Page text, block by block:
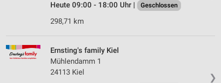
Heute 09:00 - 18:00 Uhr |
Geschlossen
298,71 km
❯
Ernsting's family Kiel
Mühlendamm 1
24113 Kiel